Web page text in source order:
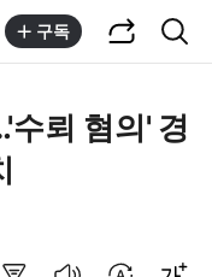
구독
뢰 혐의' 경